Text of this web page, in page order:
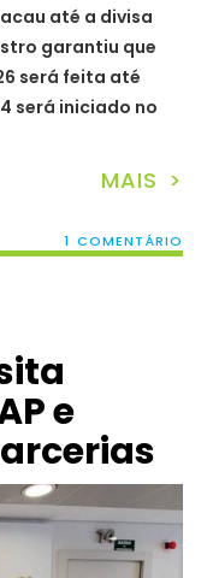
até a divisa
garantiu que
será feita até
será iniciado no
MAIS >
1 COMENTÁRIO
e